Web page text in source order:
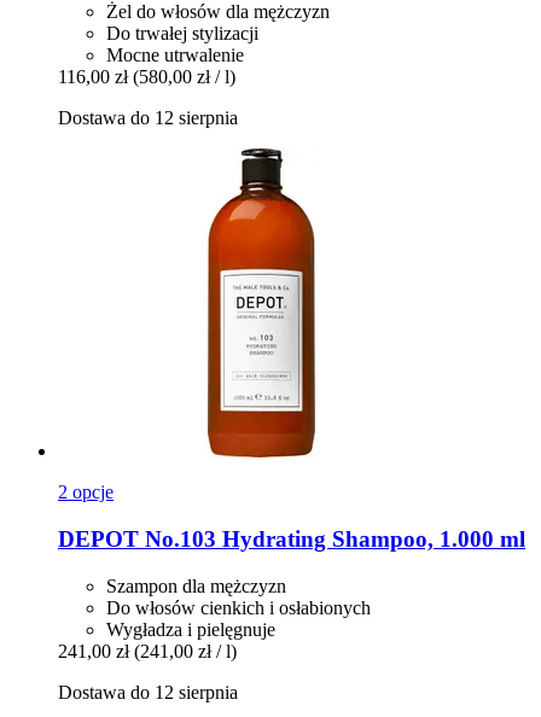
Żel do włosów dla mężczyzn
Do trwałej stylizacji
Mocne utrwalenie
116,00 zł (580,00 zł / l)
Dostawa do 12 sierpnia
2 opcje
DEPOT No.103 Hydrating Shampoo, 1.000 ml
Szampon dla mężczyzn
Do włosów cienkich i osłabionych
Wygładza i pielęgnuje
241,00 zł (241,00 zł / l)
Dostawa do 12 sierpnia